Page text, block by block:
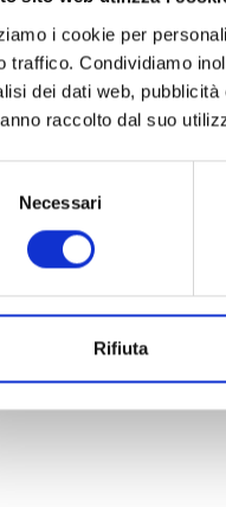
i cookie per
traffico. Condividiamo
dei dati web,
raccolto dal suo
Necessari
Rifiuta
Mirco Rubegni,
Calcagnile, batteria;
Aruanno;
di Ravenna
Massaro, Chiara
partecipazione
delle più acclamate
arie e duetti in
al pianoforte